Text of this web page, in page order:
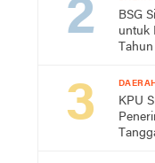
BSG
untuk
KPU